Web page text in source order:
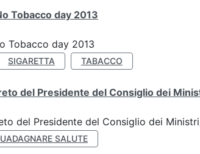
Tobacco day 2013
Tobacco day 2013
SIGARETTA TABACCO
del Presidente del Consiglio dei
del Presidente del Consiglio dei
SALUTE